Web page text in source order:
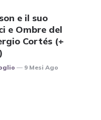
e il suo
e Ombre del
Cortés (+
9 Mesi Ago